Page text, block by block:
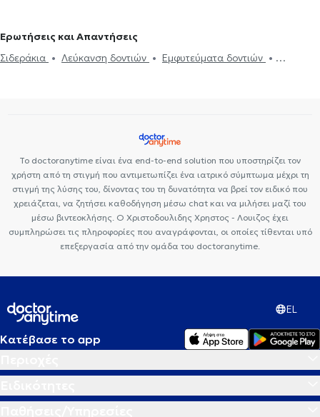
Ερωτήσεις και Απαντήσεις
Σιδεράκια
Λεύκανση δοντιών
Εμφυτεύματα δοντιών
Το doctoranytime είναι ένα end-to-end solution που υποστηρίζει τον
χρήστη από τη στιγμή που αντιμετωπίζει ένα ιατρικό σύμπτωμα μέχρι τη
στιγμή της λύσης του, δίνοντας του τη δυνατότητα να βρεί τον ειδικό που
χρειάζεται, να ζητήσει καθοδήγηση μέσω chat και να μιλήσει μαζί του
μέσω βιντεοκλήσης. Ο Χριστοδουλιδης Χρηστος - Λουιζος έχει
συμπληρώσει τις πληροφορίες που αναγράφονται, οι οποίες τίθενται υπό
επεξεργασία από την ομάδα του doctoranytime.
EL
Κατέβασε το app